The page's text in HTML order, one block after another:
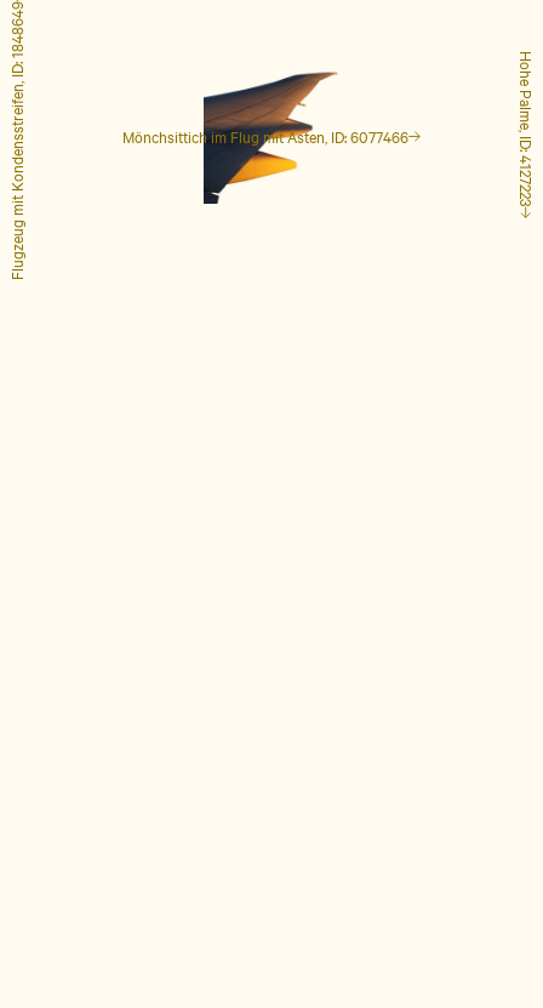
Mönchsittich im Flug mit Ästen, ID: 6077466 Hohe Palme, ID: 4127223
Flugzeug mit Kondensstreifen, ID: 1848649